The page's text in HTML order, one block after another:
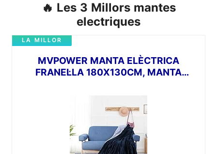
🔥 Les 3 Millors mantes
electriques
MVPOWER MANTA ELÈCTRICA
FRANEL·LA 180X130CM, MANTA
AUTOMÀTIC/PROTECCIÓ CONTRA
SOBREESCALFAMENT/TEMPORITZADOR/
RENTABLE
LA MILLOR